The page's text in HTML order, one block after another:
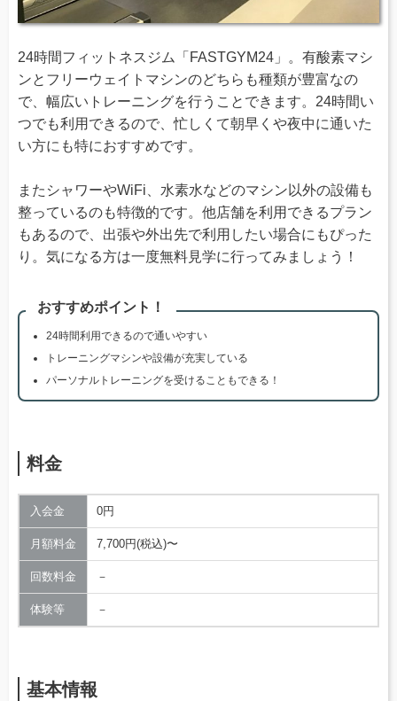
24時間フィットネスジム「FASTGYM24」。有酸素マシ
ンとフリーウェイトマシンのどちらも種類が豊富なの
で、幅広いトレーニングを行うことできます。24時間い
つでも利用できるので、忙しくて朝早くや夜中に通いた
い方にも特におすすめです。
またシャワーやWiFi、水素水などのマシン以外の設備も
整っているのも特徴的です。他店舗を利用できるプラン
もあるので、出張や外出先で利用したい場合にもぴった
り。気になる方は一度無料見学に行ってみましょう！
おすすめポイント！
24時間利用できるので通いやすい
トレーニングマシンや設備が充実している
パーソナルトレーニングを受けることもできる！
料金
入会金 0円
月額料金 7,700円(税込)〜
回数料金 －
体験等 －
基本情報